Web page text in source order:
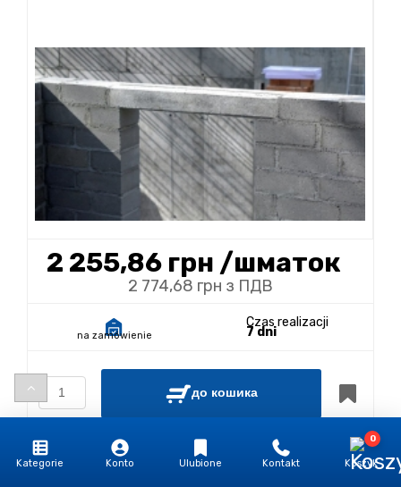
2 255,86 грн /шматок
2 774,68 грн з ПДВ
na zamówienie
Czas realizacji
7 dni
до кошика
Dodaj do wyceny
Kategorie Konto Ulubione Kontakt
0
Koszyk